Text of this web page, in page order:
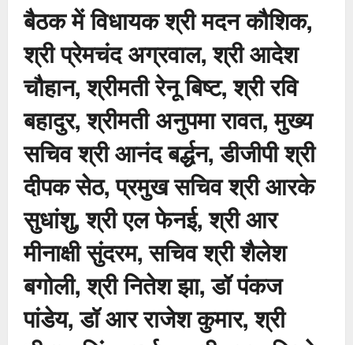
बैठक में विधायक श्री मदन कौशिक,
श्री प्रेमचंद अग्रवाल, श्री आदेश
चौहान, श्रीमती रेनू बिष्ट, श्री रवि
बहादुर, श्रीमती अनुपमा रावत, मुख्य
सचिव श्री आनंद बर्द्धन, डीजीपी श्री
दीपक सेठ, प्रमुख सचिव श्री आरके
सुधांशु, श्री एल फेनई, श्री आर
मीनाक्षी सुंदरम, सचिव श्री शैलेश
बगोली, श्री नितेश झा, डॉ पंकज
पांडेय, डॉ आर राजेश कुमार, श्री